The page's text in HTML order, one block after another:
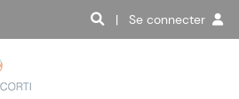
| Se connecter